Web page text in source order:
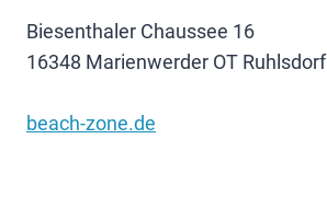
Biesenthaler Chaussee 16
16348 Marienwerder OT Ruhlsdorf
beach-zone.de